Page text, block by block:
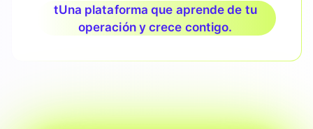
tUna plataforma que aprende de tu
operación y crece contigo.